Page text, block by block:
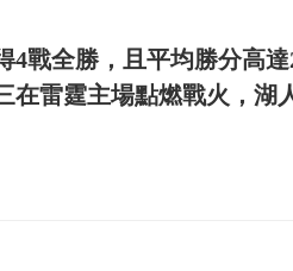
戰全勝，且平均勝分高達
在雷霆主場點燃戰火，湖